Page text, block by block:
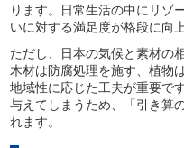
ります。日常生活の中にリゾ
いに対する満足度が格段に向
ただし、日本の気候と素材の
木材は防腐処理を施す、植物
地域性に応じた工夫が重要で
与えてしまうため、「引き算
れます。